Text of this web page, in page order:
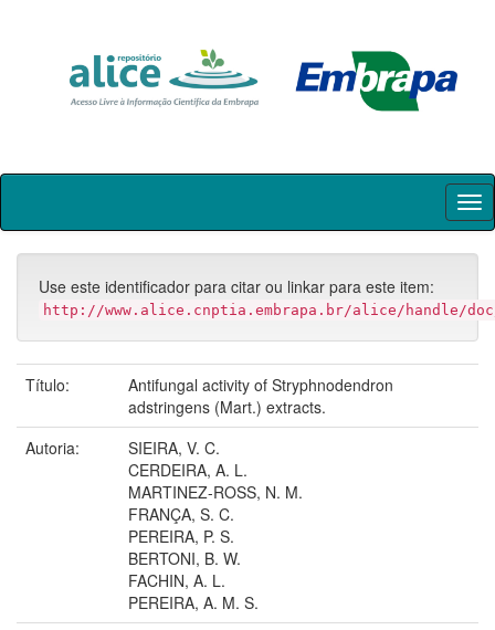
Skip
Use este identificador para citar ou linkar para este item:
http://www.alice.cnptia.embrapa.br/alice/handle/
Título:
Antifungal activity of Stryphnodendron
adstringens (Mart.) extracts.
Autoria:
SIEIRA, V. C.
CERDEIRA, A. L.
MARTINEZ-ROSS, N. M.
FRANÇA, S. C.
PEREIRA, P. S.
BERTONI, B. W.
FACHIN, A. L.
PEREIRA, A. M. S.